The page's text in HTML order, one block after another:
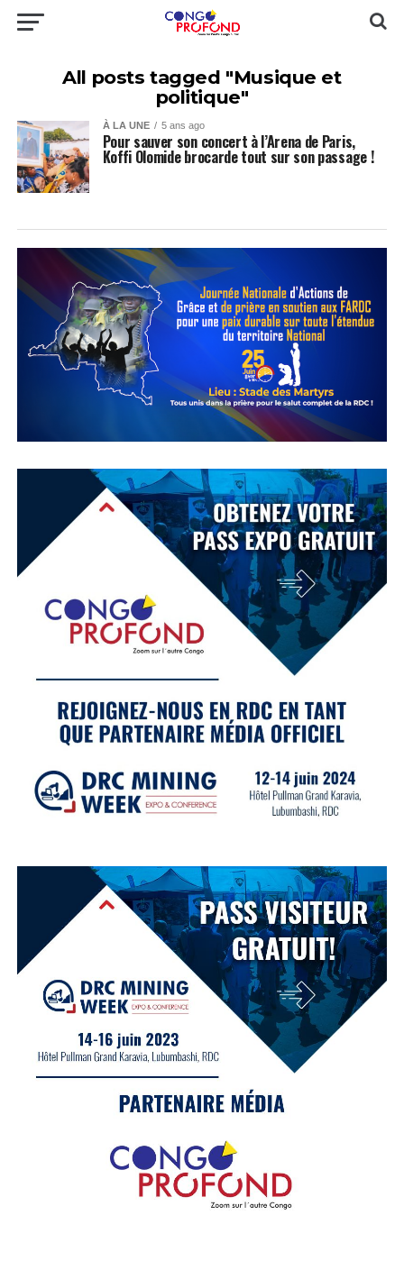
All posts tagged "Musique et
politique"
À LA UNE 5 ans ago
Pour sauver son concert à l’Arena de Paris,
Koffi Olomide brocarde tout sur son passage !